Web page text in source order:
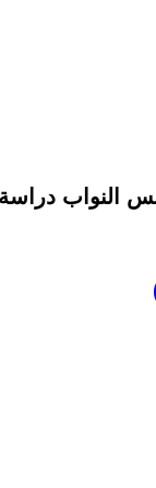
النواب دراسة